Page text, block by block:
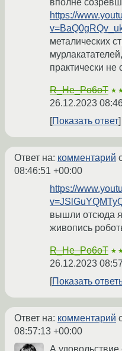
вполне
https://
металических
практически не
R_He_Po6oT
26.12.2023
Показать ответ
Ответ на: комментарий
08:46:51 +00:00
https://
вышли отсюда я
живопись
R_He_Po6oT
26.12.2023
Показать
Ответ на: комментарий
08:57:13 +00:00
А удовольствие